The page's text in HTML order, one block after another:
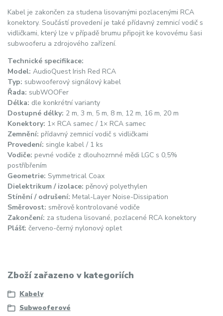
Kabel je zakončen za studena lisovanými pozlacenými RCA
konektory. Součástí provedení je také přídavný zemnicí vodič s
vidličkami, který lze v případě brumu připojit ke kovovému šasi
subwooferu a zdrojového zařízení.
Technické specifikace:
Model: AudioQuest Irish Red RCA
Typ: subwooferový signálový kabel
Řada: subWOOFer
Délka: dle konkrétní varianty
Dostupné délky: 2 m, 3 m, 5 m, 8 m, 12 m, 16 m, 20 m
Konektory: 1× RCA samec / 1× RCA samec
Zemnění: přídavný zemnicí vodič s vidličkami
Provedení: single kabel / 1 ks
Vodiče: pevné vodiče z dlouhozrnné mědi LGC s 0,5%
postříbřením
Geometrie: Symmetrical Coax
Dielektrikum / izolace: pěnový polyethylen
Stínění / odrušení: Metal-Layer Noise-Dissipation
Směrovost: směrově kontrolované vodiče
Zakončení: za studena lisované, pozlacené RCA konektory
Plášť: červeno-černý nylonový oplet
Zboží zařazeno v kategoriích
Kabely
Subwooferové